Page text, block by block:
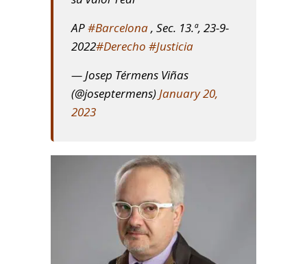
AP#Barcelona, Sec. 13.ª, 23-9-
2022#Derecho #Justicia
— Josep Térmens Viñas
(@joseptermens)January 20,
2023